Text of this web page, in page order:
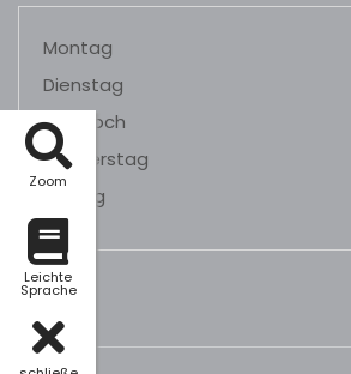
Zoom
Leichte
Sprache
Montag
Dienstag
Mittwoch
Donnerstag
Freitag